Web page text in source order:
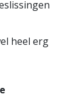
heel erg